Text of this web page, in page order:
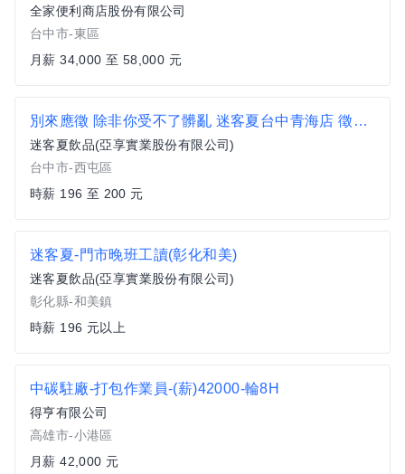
全家便利商店股份有限公司
台中市-東區
月薪 34,000 至 58,000 元
別來應徵 除非你受不了髒亂 迷客夏台中青海店 徵求晚班護法
迷客夏飲品(亞享實業股份有限公司)
台中市-西屯區
時薪 196 至 200 元
迷客夏-門市晚班工讀(彰化和美)
迷客夏飲品(亞享實業股份有限公司)
彰化縣-和美鎮
時薪 196 元以上
中碳駐廠-打包作業員-(薪)42000-輪8H
得亨有限公司
高雄市-小港區
月薪 42,000 元